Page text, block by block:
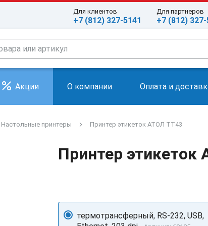
Для клиентов
+7 (812) 327-5141
Для партнеров
+7 (812)
Акции О компании Оплата и
Настольные принтеры Принтер этикеток АТОЛ ТТ43
Принтер
термотрансферный, RS-232, USB,